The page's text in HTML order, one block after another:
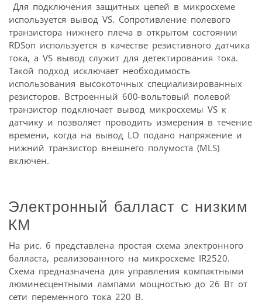
Для подключения защитных цепей в микросхеме
используется вывод VS. Сопротивление полевого
транзистора нижнего плеча в открытом состоянии
RDSon используется в качестве резистивного датчика
тока, а VS вывод служит для детектирования тока.
Такой подход исключает необходимость
использования высокоточных специализированных
резисторов. Встроенный 600-вольтовый полевой
транзистор подключает вывод микросхемы VS к
датчику и позволяет проводить измерения в течение
времени, когда на вывод LO подано напряжение и
нижний транзистор внешнего полумоста (MLS)
включен.
Электронный балласт с низким
КМ
На рис. 6 представлена простая схема электронного
балласта, реализованного на микросхеме IR2520.
Схема предназначена для управления компактными
люминесцентными лампами мощностью до 26 Вт от
сети переменного тока 220 В.